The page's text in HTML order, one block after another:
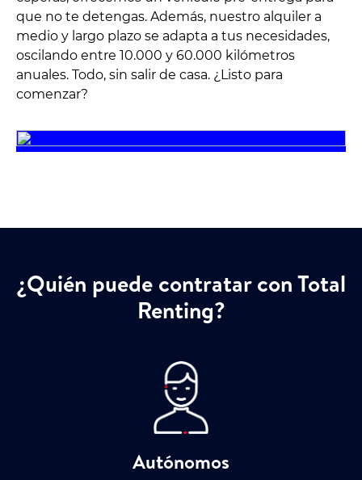
que no te detengas. Además, nuestro alquiler a
medio y largo plazo se adapta a tus necesidades,
oscilando entre 10.000 y 60.000 kilómetros
anuales. Todo, sin salir de casa. ¿Listo para
comenzar?
¿Quién puede contratar con Total
Renting?
Autónomos